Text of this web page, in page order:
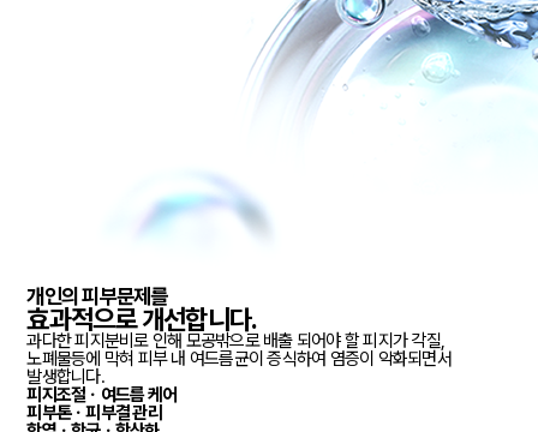
개인의 피부문제를
효과적으로 개선합니다.
과다한 피지분비로 인해 모공밖으로 배출 되어야 할 피지가 각질,
노폐물등에 막혀 피부 내 여드름균이 증식하여 염증이 악화되면서
발생합니다.
피지조절ㆍ여드름 케어
피부톤ㆍ피부결 관리